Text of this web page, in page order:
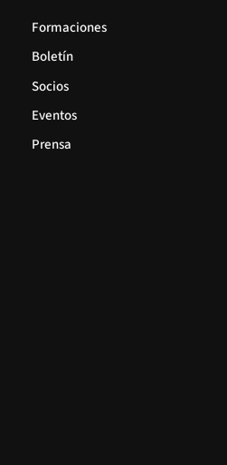
Formaciones
Boletín
Socios
Eventos
Prensa